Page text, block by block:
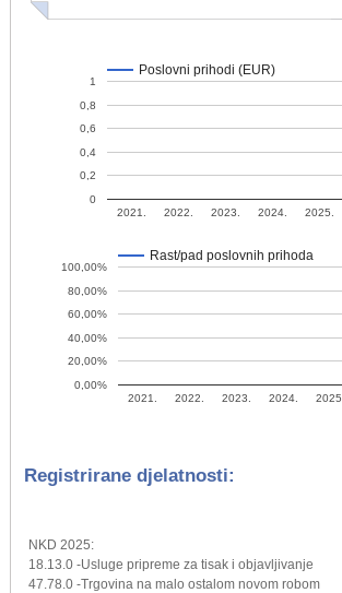
Poslovni prihodi (EUR)
2021. 2022. 2023. 2024. 2025.
0
0,2
0,4
0,6
0,8
1
Rast/pad poslovnih prihoda
2021. 2022. 2023. 2024. 2025.
0,00%
20,00%
40,00%
60,00%
80,00%
100,00%
Registrirane djelatnosti:
NKD 2025:
18.13.0 -Usluge pripreme za tisak i objavljivanje
47.78.0 -Trgovina na malo ostalom novom robom